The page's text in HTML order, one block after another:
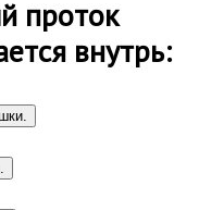
проток
внутрь: